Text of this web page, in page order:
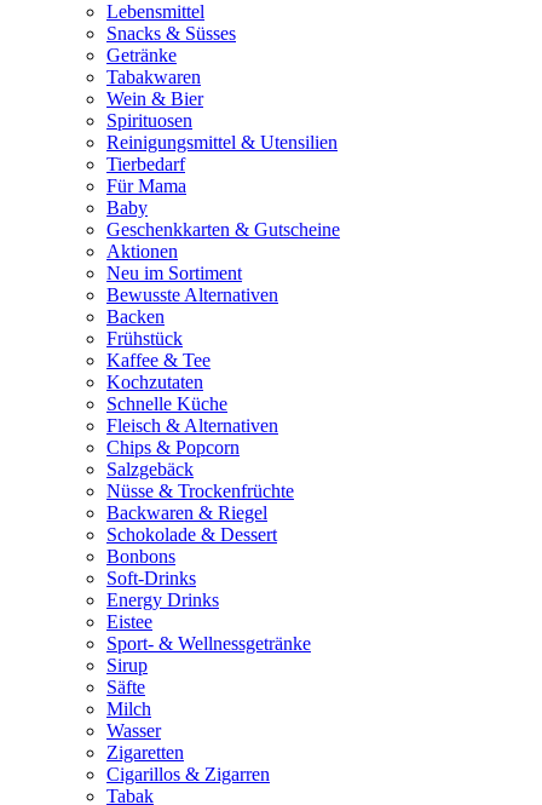
Lebensmittel
Snacks & Süsses
Getränke
Tabakwaren
Wein & Bier
Spirituosen
Reinigungsmittel & Utensilien
Tierbedarf
Für Mama
Baby
Geschenkkarten & Gutscheine
Aktionen
Neu im Sortiment
Bewusste Alternativen
Backen
Frühstück
Kaffee & Tee
Kochzutaten
Schnelle Küche
Fleisch & Alternativen
Chips & Popcorn
Salzgebäck
Nüsse & Trockenfrüchte
Backwaren & Riegel
Schokolade & Dessert
Bonbons
Soft-Drinks
Energy Drinks
Eistee
Sport- & Wellnessgetränke
Sirup
Säfte
Milch
Wasser
Zigaretten
Cigarillos & Zigarren
Tabak